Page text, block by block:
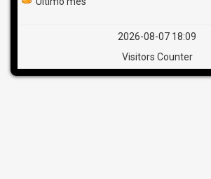
2026-08-07 18:09
Visitors Counter